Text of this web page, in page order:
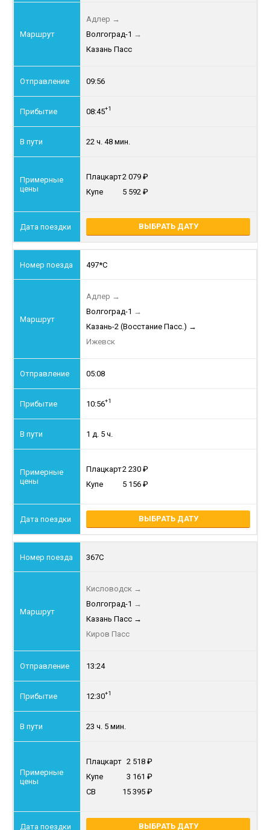
Адлер →
Волгоград-1 →
Казань Пасс
09:56
08:45+1
22 ч. 48 мин.
Плацкарт2 079
Купе
5 592
ВЫБРАТЬ ДАТУ
497*С
Адлер →
Волгоград-1 →
Казань-2 (Восстание Пасс.) →
Ижевск
05:08
10:56+1
1 д. 5 ч.
Плацкарт2 230
Купе
5 156
ВЫБРАТЬ ДАТУ
367С
Кисловодск →
Волгоград-1 →
Казань Пасс →
Киров Пасс
13:24
12:30+1
23 ч. 5 мин.
Плацкарт 2 518
Купе
3 161
СВ
15 395
ВЫБРАТЬ ДАТУ